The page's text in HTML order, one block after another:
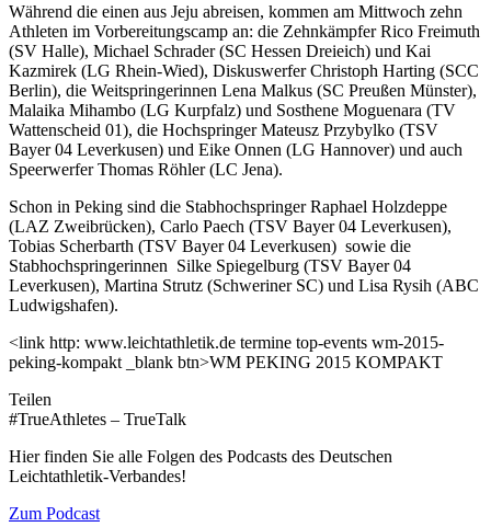
Während die einen aus Jeju abreisen, kommen am Mittwoch zehn
Athleten im Vorbereitungscamp an: die Zehnkämpfer Rico Freimuth
(SV Halle), Michael Schrader (SC Hessen Dreieich) und Kai
Kazmirek (LG Rhein-Wied), Diskuswerfer Christoph Harting (SCC
Berlin), die Weitspringerinnen Lena Malkus (SC Preußen Münster),
Malaika Mihambo (LG Kurpfalz) und Sosthene Moguenara (TV
Wattenscheid 01), die Hochspringer Mateusz Przybylko (TSV
Bayer 04 Leverkusen) und Eike Onnen (LG Hannover) und auch
Speerwerfer Thomas Röhler (LC Jena).
Schon in Peking sind die Stabhochspringer Raphael Holzdeppe
(LAZ Zweibrücken), Carlo Paech (TSV Bayer 04 Leverkusen),
Tobias Scherbarth (TSV Bayer 04 Leverkusen) sowie die
Stabhochspringerinnen Silke Spiegelburg (TSV Bayer 04
Leverkusen), Martina Strutz (Schweriner SC) und Lisa Rysih (ABC
Ludwigshafen).
<link http: www.leichtathletik.de termine top-events wm-2015-
peking-kompakt _blank btn>WM PEKING 2015 KOMPAKT
Teilen
#TrueAthletes – TrueTalk
Hier finden Sie alle Folgen des Podcasts des Deutschen
Leichtathletik-Verbandes!
Zum Podcast